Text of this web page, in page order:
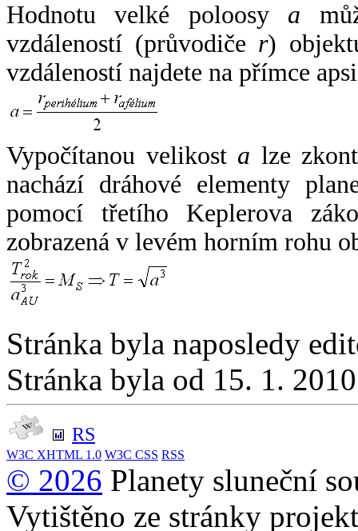
Hodnotu velké poloosy a
vzdáleností (průvodiče r)
vzdáleností najdete na přímce
Vypočítanou velikost a lze
nachází dráhové elementy
pomocí třetího Keplerova
zobrazená v levém horním rohu
Stránka byla naposledy
Stránka byla od 15. 1.
RS
W3C XHTML 1.0 W3C CSS RSS
© 2026 Planety sluneční
Vytištěno ze stránky